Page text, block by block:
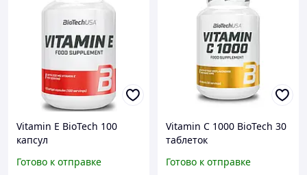
Vitamin E BioTech 100
капсул
Готово к отправке
Vitamin C 1000 BioTech 30
таблеток
Готово к отправке